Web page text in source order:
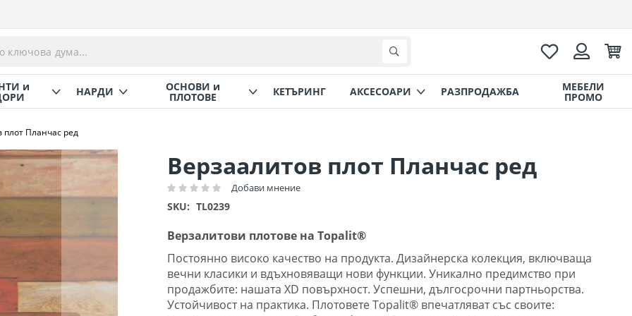
Любими
и НАРДИ ОСНОВИ и
ПЛОТОВЕ КЕТЪРИНГ AКСЕСОАРИ РАЗПРОДАЖБА МЕБЕЛИ
ПРОМО
плот Планчас ред
Верзаалитов плот Планчас ред
Рейтинг: Добави мнение
SKU TL0239
Верзалитови плотове на Topalit®
Постоянно високо качество на продукта. Дизайнерска колекция, включваща
вечни класики и вдъхновяващи нови функции. Уникално предимство при
продажбите: нашата XD повърхност. Успешни, дългосрочни партньорства.
Устойчивост на практика. Плотовете Topalit® впечатляват със своите: